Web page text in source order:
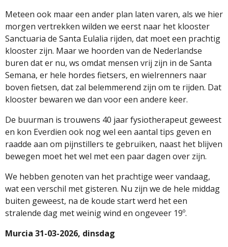
Meteen ook maar een ander plan laten varen, als we hier
morgen vertrekken wilden we eerst naar het klooster
Sanctuaria de Santa Eulalia rijden, dat moet een prachtig
klooster zijn. Maar we hoorden van de Nederlandse
buren dat er nu, ws omdat mensen vrij zijn in de Santa
Semana, er hele hordes fietsers, en wielrenners naar
boven fietsen, dat zal belemmerend zijn om te rijden. Dat
klooster bewaren we dan voor een andere keer.
De buurman is trouwens 40 jaar fysiotherapeut geweest
en kon Everdien ook nog wel een aantal tips geven en
raadde aan om pijnstillers te gebruiken, naast het blijven
bewegen moet het wel met een paar dagen over zijn.
We hebben genoten van het prachtige weer vandaag,
wat een verschil met gisteren. Nu zijn we de hele middag
buiten geweest, na de koude start werd het een
stralende dag met weinig wind en ongeveer 19º.
Murcia 31-03-2026, dinsdag